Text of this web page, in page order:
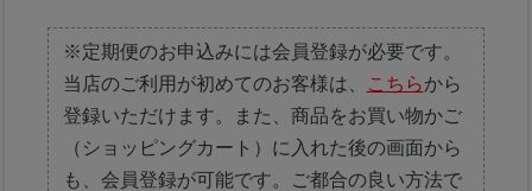
※定期便のお申込みには会員登録が必要です。
当店のご利用が初めてのお客様は、
こちらから
登録いただけます。また、商品をお買い物かご
（ショッピングカート）に入れた後の画面から
も、会員登録が可能です。ご都合の良い方法で